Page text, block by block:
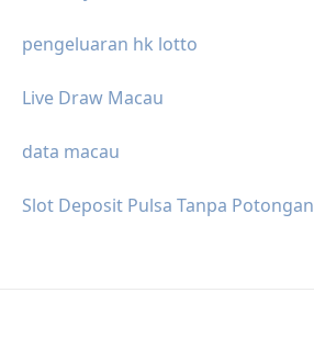
pengeluaran hk lotto
Live Draw Macau
data macau
Slot Deposit Pulsa Tanpa Potongan